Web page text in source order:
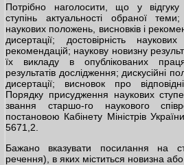
Потрібно наголосити, що у відгуку
ступінь актуальності обраної теми;
наукових положень, висновків і
дисертації; достовірність
рекомендацій; наукову новизну
їх викладу в опублікованих
результатів дослідження; дискусійні
дисертації; висновок про
Порядку присудження наукових
звання старшо-го наукового
постановою Кабінету Міністрів
5671,2.
Бажано вказувати посилання на
речення), в яких міститься новизна або